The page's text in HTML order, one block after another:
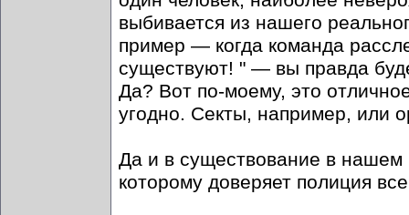
выбивается из нашего
пример — когда команда
существуют! " — вы правда
Да? Вот по-моему, это
угодно. Секты, например, или
Да и в существование в нашем
которому доверяет полиция